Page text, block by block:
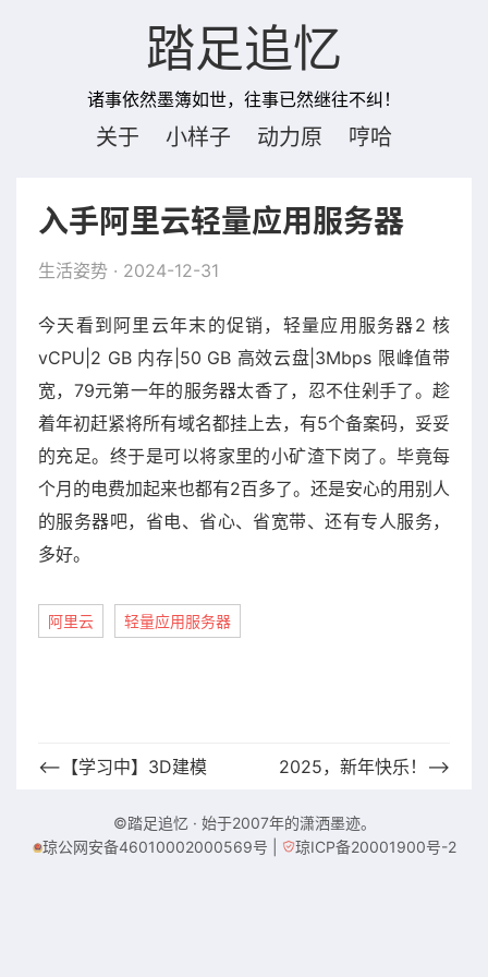
踏足追忆
诸事依然墨簿如世，往事已然继往不纠！
关于 小样子 动力原 哼哈
入手阿里云轻量应用服务器
生活姿势 · 2024-12-31
今天看到阿里云年末的促销，轻量应用服务器2 核
vCPU|2 GB 内存|50 GB 高效云盘|3Mbps 限峰值带
宽，79元第一年的服务器太香了，忍不住剁手了。趁
着年初赶紧将所有域名都挂上去，有5个备案码，妥妥
的充足。终于是可以将家里的小矿渣下岗了。毕竟每
个月的电费加起来也都有2百多了。还是安心的用别人
的服务器吧，省电、省心、省宽带、还有专人服务，
多好。
阿里云 轻量应用服务器
⟵【学习中】3D建模 2025，新年快乐！⟶
©踏足追忆 · 始于2007年的潇洒墨迹。
琼公网安备46010002000569号
琼ICP备20001900号-2